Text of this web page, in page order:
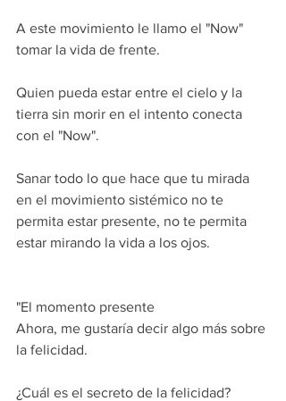
A este movimiento le llamo el "Now"
tomar la vida de frente.
Quien pueda estar entre el cielo y la
tierra sin morir en el intento conecta
con el "Now".
Sanar todo lo que hace que tu mirada
en el movimiento sistémico no te
permita estar presente, no te permita
estar mirando la vida a los ojos.
"El momento presente
Ahora, me gustaría decir algo más sobre
la felicidad.
¿Cuál es el secreto de la felicidad?